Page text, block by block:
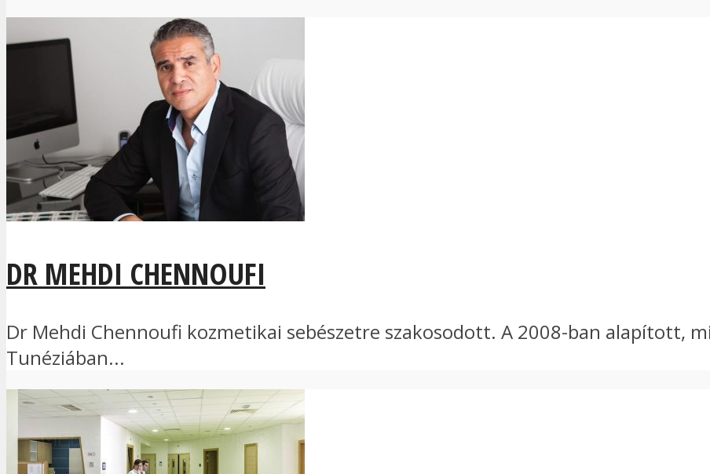
DR MEHDI CHENNOUFI
Dr Mehdi Chennoufi kozmetikai sebészetre szakosodott. A 2008-ban alapított,
Tunéziában...